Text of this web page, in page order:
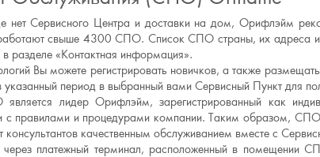
нет Сервисного Центра и доставки на дом, Орифлэйм
работают свыше 4300 СПО. Список СПО страны, их адреса
разделе «Контактная информация».
Вы можете регистрировать новичков, а также
период в выбранный вами Сервисный Пункт для
лидер Орифлэйм, зарегистрированный как
с правилами и процедурами компании. Таким образом,
консультантов качественным обслуживанием вместе с
через платежный терминал, расположенный в